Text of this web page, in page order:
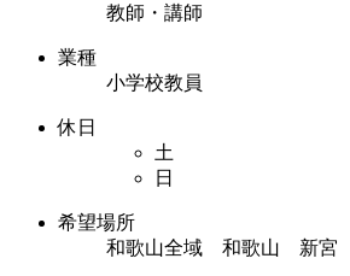
教師・講師
業種
小学校教員
休日
土
日
希望場所
和歌山全域 和歌山 新宮